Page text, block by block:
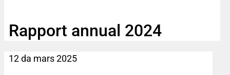
Rapport annual 2024
12 da mars 2025